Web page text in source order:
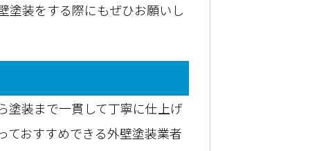
塗装をする際にもぜひお願いし
塗装まで一貫して丁寧に仕上げ
ておすすめできる外壁塗装業者